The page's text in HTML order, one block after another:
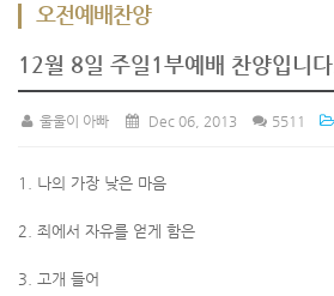
오전예배찬양
12월 8일 주일1부예배 찬양입니다.
울울이 아빠 Dec 06, 2013 5511
1. 나의 가장 낮은 마음
2. 죄에서 자유를 얻게 함은
3. 고개 들어